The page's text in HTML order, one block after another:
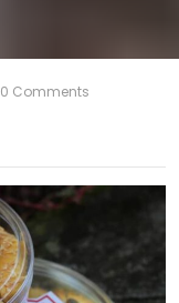
0 Comments